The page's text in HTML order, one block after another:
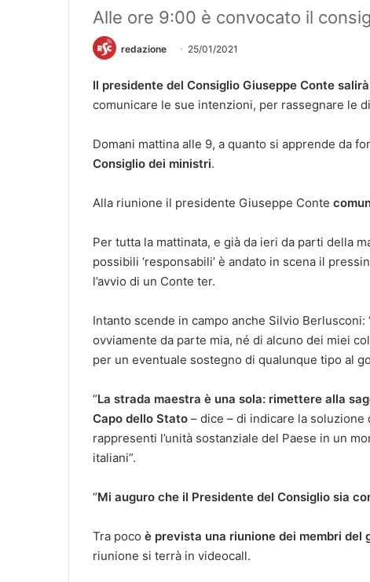
Alle ore 9:00 è convocato il
redazione 25/01/2021
Il presidente del Consiglio Giuseppe Conte
comunicare le sue intenzioni, per rassegnare le
Domani mattina alle 9, a quanto si apprende da
Consiglio dei ministri.
Alla riunione il presidente Giuseppe Conte
Per tutta la mattinata, e già da ieri da parti della
possibili ‘responsabili’ è andato in scena il
l’avvio di un Conte ter.
Intanto scende in campo anche Silvio
ovviamente da parte mia, né di alcuno dei miei
per un eventuale sostegno di qualunque tipo al
“La strada maestra è una sola: rimettere alla
Capo dello Stato – dice – di indicare la
rappresenti l’unità sostanziale del Paese in un
italiani”.
“Mi auguro che il Presidente del Consiglio sia
Tra poco è prevista una riunione dei membri del
riunione si terrà in videocall.